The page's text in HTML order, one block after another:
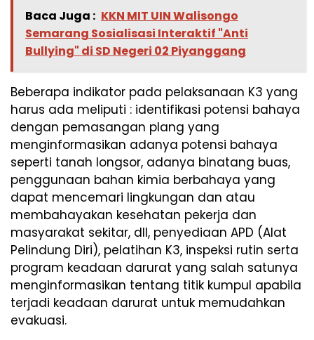
Baca Juga : KKN MIT UIN Walisongo
Semarang Sosialisasi Interaktif "Anti
Bullying" di SD Negeri 02 Piyanggang
Beberapa indikator pada pelaksanaan K3 yang
harus ada meliputi : identifikasi potensi bahaya
dengan pemasangan plang yang
menginformasikan adanya potensi bahaya
seperti tanah longsor, adanya binatang buas,
penggunaan bahan kimia berbahaya yang
dapat mencemari lingkungan dan atau
membahayakan kesehatan pekerja dan
masyarakat sekitar, dll, penyediaan APD (Alat
Pelindung Diri), pelatihan K3, inspeksi rutin serta
program keadaan darurat yang salah satunya
menginformasikan tentang titik kumpul apabila
terjadi keadaan darurat untuk memudahkan
evakuasi.